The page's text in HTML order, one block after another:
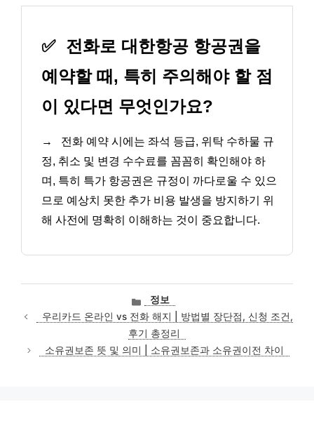
✅ 전화로 대한항공 항공권을
예약할 때, 특히 주의해야 할 점
이 있다면 무엇인가요?
→
전화 예약 시에는 좌석 등급, 위탁 수하물 규
정, 취소 및 변경 수수료를 꼼꼼히 확인해야 하
며, 특히 특가 항공권은 규정이 까다로울 수 있으
므로 예상치 못한 추가 비용 발생을 방지하기 위
해 사전에 명확히 이해하는 것이 중요합니다.
카
테
고
리
정보
우리카드 온라인 vs 전화 해지 | 방법별 장단점, 신청 조건,
후기 총정리
소유권보존 뜻 및 의미 | 소유권보존과 소유권이전 차이